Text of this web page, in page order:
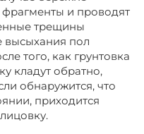
и проводят
трещины
высыхания пол
того, как грунтовка
кладут обратно,
обнаружится, что
приходится